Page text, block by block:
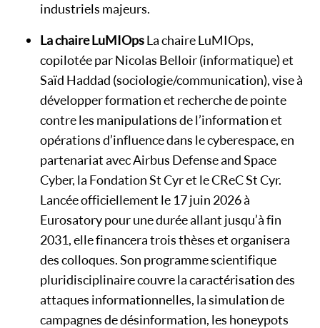
industriels majeurs.
La chaire LuMIOpsLa chaire LuMIOps,
copilotée par Nicolas Belloir (informatique) et
Saïd Haddad (sociologie/communication), vise à
développer formation et recherche de pointe
contre les manipulations de l’information et
opérations d’influence dans le cyberespace, en
partenariat avec Airbus Defense and Space
Cyber, la Fondation St Cyr et le CReC St Cyr.
Lancée officiellement le 17 juin 2026 à
Eurosatory pour une durée allant jusqu’à fin
2031, elle financera trois thèses et organisera
des colloques. Son programme scientifique
pluridisciplinaire couvre la caractérisation des
attaques informationnelles, la simulation de
campagnes de désinformation, les honeypots